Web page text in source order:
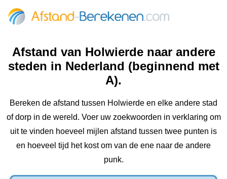
Afstand van Holwierde naar andere
steden in Nederland (beginnend met
A).
Bereken de afstand tussen Holwierde en elke andere stad
of dorp in de wereld. Voer uw zoekwoorden in verklaring om
uit te vinden hoeveel mijlen afstand tussen twee punten is
en hoeveel tijd het kost om van de ene naar de andere
punk.